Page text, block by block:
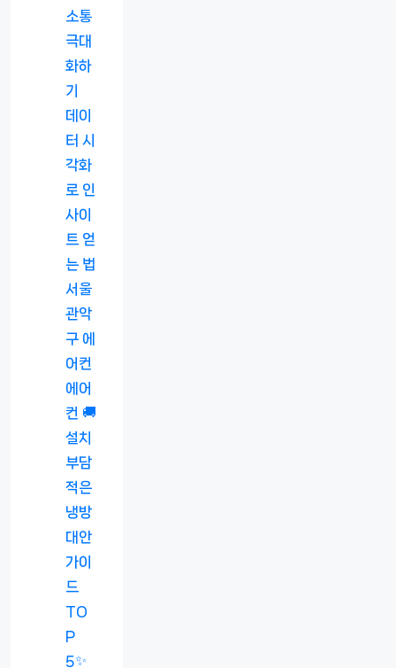
소통
극대
화하
기
데이
터 시
각화
로 인
사이
트 얻
는 법
서울
관악
구 에
어컨
에어
컨 🚚
설치
부담
적은
냉방
대안
가이
드
TO
P
5✨